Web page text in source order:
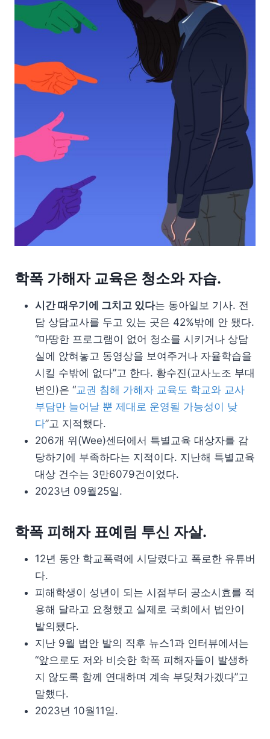
학폭 가해자 교육은 청소와 자습.
시간 때우기에 그치고 있다는 동아일보 기사. 전
담 상담교사를 두고 있는 곳은 42%밖에 안 됐다.
“마땅한 프로그램이 없어 청소를 시키거나 상담
실에 앉혀놓고 동영상을 보여주거나 자율학습을
시킬 수밖에 없다”고 한다. 황수진(교사노조 부대
변인)은 “교권 침해 가해자 교육도 학교와 교사
부담만 늘어날 뿐 제대로 운영될 가능성이 낮
다”고 지적했다.
206개 위(Wee)센터에서 특별교육 대상자를 감
당하기에 부족하다는 지적이다. 지난해 특별교육
대상 건수는 3만6079건이었다.
2023년 09월25일.
학폭 피해자 표예림 투신 자살.
12년 동안 학교폭력에 시달렸다고 폭로한 유튜버
다.
피해학생이 성년이 되는 시점부터 공소시효를 적
용해 달라고 요청했고 실제로 국회에서 법안이
발의됐다.
지난 9월 법안 발의 직후 뉴스1과 인터뷰에서는
“앞으로도 저와 비슷한 학폭 피해자들이 발생하
지 않도록 함께 연대하며 계속 부딪쳐가겠다”고
말했다.
2023년 10월11일.